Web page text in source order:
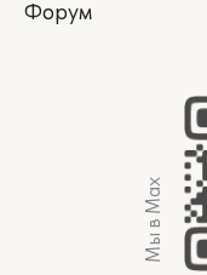
Форум
Мы в Max